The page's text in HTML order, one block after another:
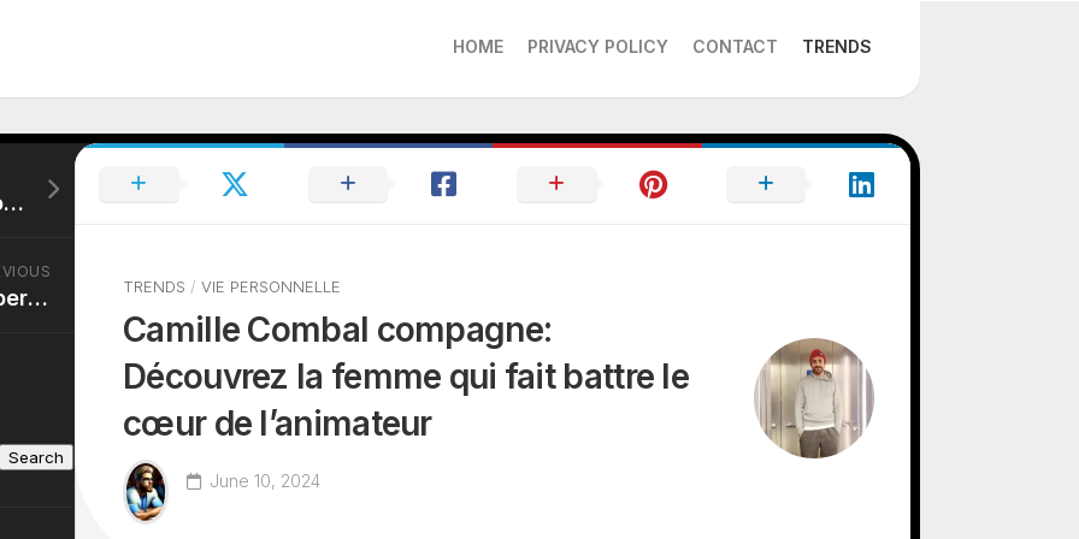
HOME PRIVACY POLICY CONTACT TRENDS
TRENDS / VIE PERSONNELLE
Camille Combal compagne:
Découvrez la femme qui fait battre le
cœur de l’animateur
June 10, 2024
Brahim Diaz taille: Le footballeur mesure-t-il vraiment 1m71?
Taille et poids de Casper Ruud dévoilés: Le physique du champion passé au cribble
Search